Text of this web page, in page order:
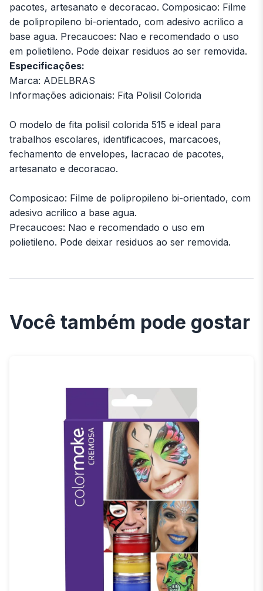
pacotes, artesanato e decoracao. Composicao: Filme
de polipropileno bi-orientado, com adesivo acrilico a
base agua. Precaucoes: Nao e recomendado o uso
em polietileno. Pode deixar residuos ao ser removida.
Especificações:
Marca: ADELBRAS
Informações adicionais: Fita Polisil Colorida
O modelo de fita polisil colorida 515 e ideal para
trabalhos escolares, identificacoes, marcacoes,
fechamento de envelopes, lacracao de pacotes,
artesanato e decoracao.
Composicao: Filme de polipropileno bi-orientado, com
adesivo acrilico a base agua.
Precaucoes: Nao e recomendado o uso em
polietileno. Pode deixar residuos ao ser removida.
Você também pode gostar